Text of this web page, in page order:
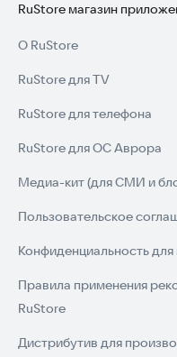
RuStore магазин
О RuStore
RuStore для TV
RuStore для телефона
RuStore для ОС Аврора
Медиа-кит (для СМИ и
Пользовательское
Конфиденциальность
Правила применения
RuStore
Дистрибутив для